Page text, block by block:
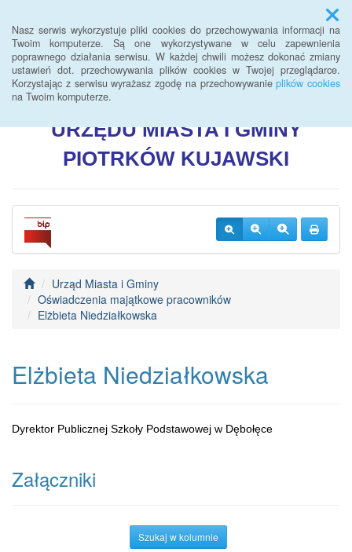
Nasz serwis wykorzystuje pliki cookies do przechowywania informacji na
Twoim komputerze. Są one wykorzystywane w celu zapewnienia
poprawnego działania serwisu. W każdej chwili możesz dokonać zmiany
ustawień dot. przechowywania plików cookies w Twojej przeglądarce.
Korzystając z serwisu wyrażasz zgodę na przechowywanieplików cookies
na Twoim komputerze.
Menu
BIULETYN INFORMACJI
URZĘDUMIASTA I GMINY
PIOTRKÓW KUJAWSKI
Urząd Miasta i Gminy
Oświadczenia majątkowe pracowników
Elżbieta Niedziałkowska
Elżbieta Niedziałkowska
Dyrektor Publicznej Szkoły Podstawowej w Dębołęce
Załączniki
Szukaj w kolumnie